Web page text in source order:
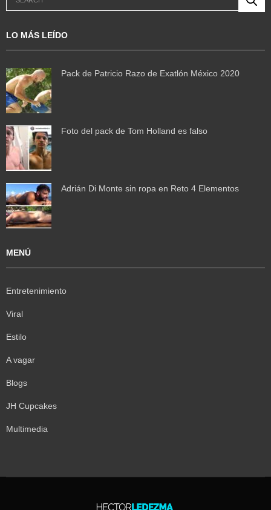
LO MÁS LEÍDO
Pack de Patricio Razo de Exatlón México 2020
Foto del pack de Tom Holland es falso
Adrián Di Monte sin ropa en Reto 4 Elementos
MENÚ
Entretenimiento
Viral
Estilo
A vagar
Blogs
JH Cupcakes
Multimedia